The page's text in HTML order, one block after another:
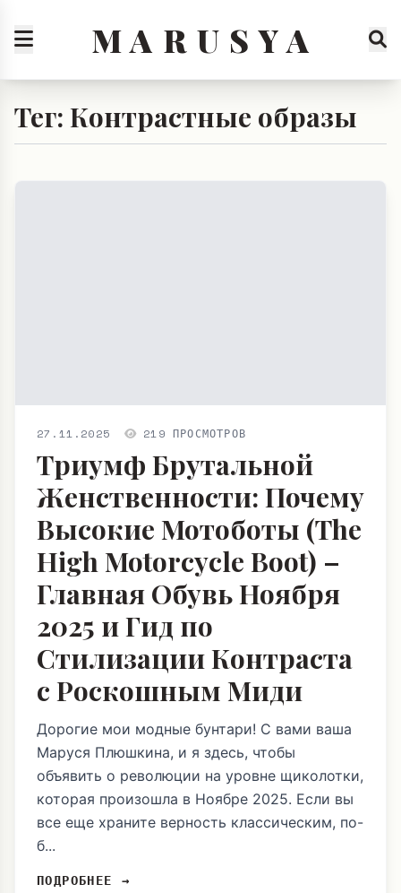
M A R U S Y A
Тег: Контрастные образы
27.11.2025 219 ПРОСМОТРОВ
Триумф Брутальной
Женственности: Почему
Высокие Мотоботы (The
High Motorcycle Boot) –
Главная Обувь Ноября
2025 и Гид по
Стилизации Контраста
с Роскошным Миди
Дорогие мои модные бунтари! С вами ваша
Маруся Плюшкина, и я здесь, чтобы
объявить о революции на уровне щиколотки,
которая произошла в Ноябре 2025. Если вы
все еще храните верность классическим, по-
б...
ПОДРОБНЕЕ →